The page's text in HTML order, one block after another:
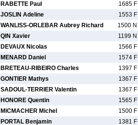
RABETTE Paul
1685 F
JOSLIN Adeline
1553 F
WANLISS-ORLEBAR Aubrey Richard
1500 N
QIN Xavier
1199 N
DEVAUX Nicolas
1566 F
MENARD Daniel
1574 F
BRETEAU-RIBEIRO Charles
1397 F
GONTIER Mathys
1367 F
SADOUL-TERRIER Valentin
1367 F
HONORE Quentin
1565 F
MICMACHER Michel
1500 F
PORTAL Benjamin
1381 F